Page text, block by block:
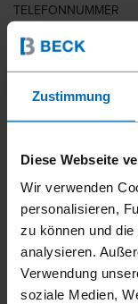
Zustimmung
Diese Webseite
Wir verwenden
personalisieren,
zu können und
analysieren.
Verwendung
soziale Medien,
TELEFONNUMMER
LAND
PLZ
IHRE NACHRICHT